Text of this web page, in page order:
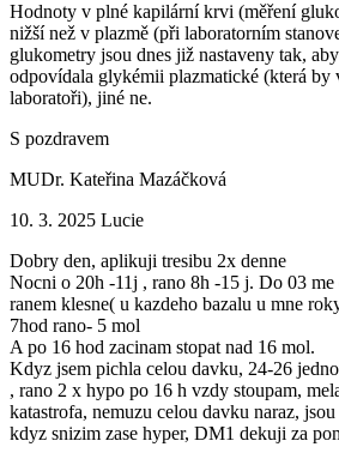
Hodnoty v plné kapilární krvi (měření
nižší než v plazmě (při laboratorním
glukometry jsou dnes již nastaveny tak,
odpovídala glykémii plazmatické (která by
laboratoři), jiné ne.
S pozdravem
MUDr. Kateřina Mazáčková
10. 3. 2025 Lucie
Dobry den, aplikuji tresibu 2x denne
Nocni o 20h -11j , rano 8h -15 j. Do 03
ranem klesne( u kazdeho bazalu u mne
7hod rano- 5 mol
A po 16 hod zacinam stopat nad 16 mol.
Kdyz jsem pichla celou davku, 24-26
, rano 2 x hypo po 16 h vzdy stoupam,
katastrofa, nemuzu celou davku naraz,
kdyz snizim zase hyper, DM1 dekuji za